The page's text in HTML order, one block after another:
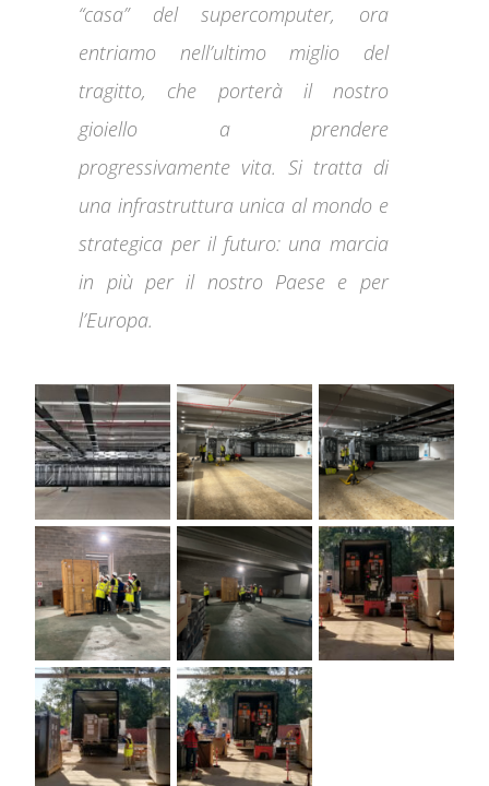
“casa” del supercomputer, ora
entriamo nell’ultimo miglio del
tragitto, che porterà il nostro
gioiello a prendere
progressivamente vita. Si tratta di
una infrastruttura unica al mondo e
strategica per il futuro: una marcia
in più per il nostro Paese e per
l’Europa.